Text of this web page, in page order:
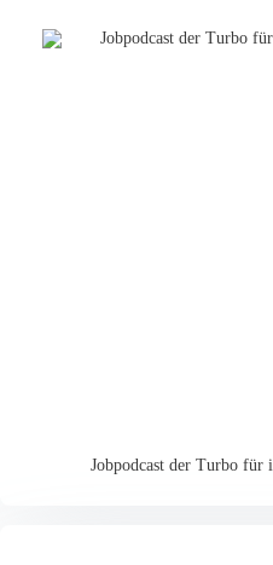
Jobpodcast der Turbo für